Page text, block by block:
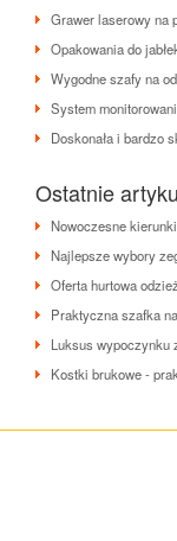
Grawer laserowy na
Opakowania do
Wygodne szafy na
System
Doskonała i bardzo
Ostatnie
Nowoczesne
Najlepsze wybory
Oferta hurtowa
Praktyczna szafka
Luksus wypoczynku
Kostki brukowe -